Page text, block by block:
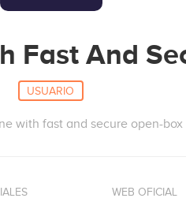
Fast And
USUARIO
with fast and secure open-
WEB OFICIAL